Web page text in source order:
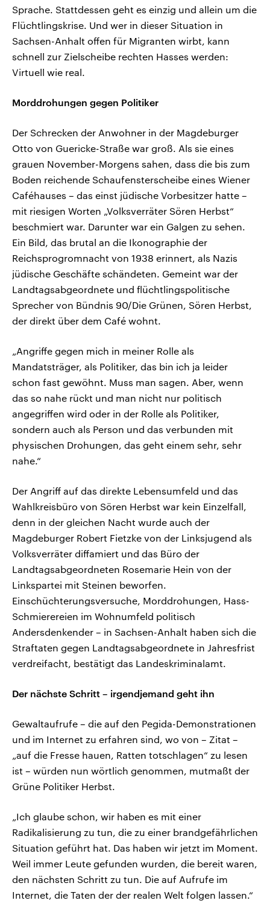
Sprache. Stattdessen geht es einzig und allein um die
Flüchtlingskrise. Und wer in dieser Situation in
Sachsen-Anhalt offen für Migranten wirbt, kann
schnell zur Zielscheibe rechten Hasses werden:
Virtuell wie real.
Morddrohungen gegen Politiker
Der Schrecken der Anwohner in der Magdeburger
Otto von Guericke-Straße war groß. Als sie eines
grauen November-Morgens sahen, dass die bis zum
Boden reichende Schaufensterscheibe eines Wiener
Caféhauses – das einst jüdische Vorbesitzer hatte –
mit riesigen Worten „Volksverräter Sören Herbst“
beschmiert war. Darunter war ein Galgen zu sehen.
Ein Bild, das brutal an die Ikonographie der
Reichsprogromnacht von 1938 erinnert, als Nazis
jüdische Geschäfte schändeten. Gemeint war der
Landtagsabgeordnete und flüchtlingspolitische
Sprecher von Bündnis 90/Die Grünen, Sören Herbst,
der direkt über dem Café wohnt.
„Angriffe gegen mich in meiner Rolle als
Mandatsträger, als Politiker, das bin ich ja leider
schon fast gewöhnt. Muss man sagen. Aber, wenn
das so nahe rückt und man nicht nur politisch
angegriffen wird oder in der Rolle als Politiker,
sondern auch als Person und das verbunden mit
physischen Drohungen, das geht einem sehr, sehr
nahe.“
Der Angriff auf das direkte Lebensumfeld und das
Wahlkreisbüro von Sören Herbst war kein Einzelfall,
denn in der gleichen Nacht wurde auch der
Magdeburger Robert Fietzke von der Linksjugend als
Volksverräter diffamiert und das Büro der
Landtagsabgeordneten Rosemarie Hein von der
Linkspartei mit Steinen beworfen.
Einschüchterungsversuche, Morddrohungen, Hass-
Schmierereien im Wohnumfeld politisch
Andersdenkender – in Sachsen-Anhalt haben sich die
Straftaten gegen Landtagsabgeordnete in Jahresfrist
verdreifacht, bestätigt das Landeskriminalamt.
Der nächste Schritt – irgendjemand geht ihn
Gewaltaufrufe – die auf den Pegida-Demonstrationen
und im Internet zu erfahren sind, wo von – Zitat –
„auf die Fresse hauen, Ratten totschlagen“ zu lesen
ist – würden nun wörtlich genommen, mutmaßt der
Grüne Politiker Herbst.
„Ich glaube schon, wir haben es mit einer
Radikalisierung zu tun, die zu einer brandgefährlichen
Situation geführt hat. Das haben wir jetzt im Moment.
Weil immer Leute gefunden wurden, die bereit waren,
den nächsten Schritt zu tun. Die auf Aufrufe im
Internet, die Taten der der realen Welt folgen lassen.“